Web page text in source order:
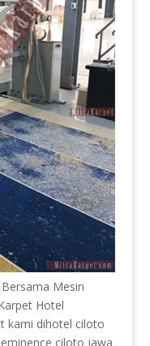
Mesin
Hotel
kami dihotel ciloto
ciloto jawa